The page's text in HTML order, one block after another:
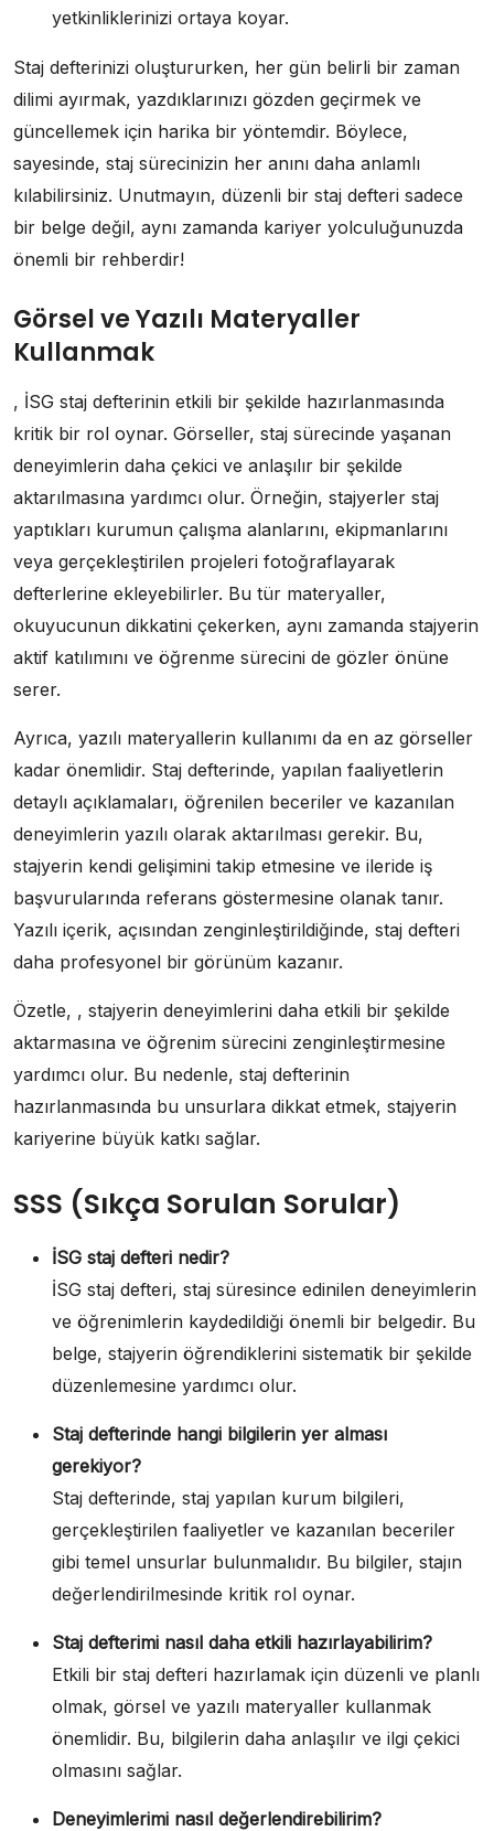
yetkinliklerinizi ortaya koyar.
Staj defterinizi oluştururken, her gün belirli bir zaman
dilimi ayırmak, yazdıklarınızı gözden geçirmek ve
güncellemek için harika bir yöntemdir. Böylece,
sayesinde, staj sürecinizin her anını daha anlamlı
kılabilirsiniz. Unutmayın, düzenli bir staj defteri sadece
bir belge değil, aynı zamanda kariyer yolculuğunuzda
önemli bir rehberdir!
Görsel ve Yazılı Materyaller
Kullanmak
, İSG staj defterinin etkili bir şekilde hazırlanmasında
kritik bir rol oynar. Görseller, staj sürecinde yaşanan
deneyimlerin daha çekici ve anlaşılır bir şekilde
aktarılmasına yardımcı olur. Örneğin, stajyerler staj
yaptıkları kurumun çalışma alanlarını, ekipmanlarını
veya gerçekleştirilen projeleri fotoğraflayarak
defterlerine ekleyebilirler. Bu tür materyaller,
okuyucunun dikkatini çekerken, aynı zamanda stajyerin
aktif katılımını ve öğrenme sürecini de gözler önüne
serer.
Ayrıca, yazılı materyallerin kullanımı da en az görseller
kadar önemlidir. Staj defterinde, yapılan faaliyetlerin
detaylı açıklamaları, öğrenilen beceriler ve kazanılan
deneyimlerin yazılı olarak aktarılması gerekir. Bu,
stajyerin kendi gelişimini takip etmesine ve ileride iş
başvurularında referans göstermesine olanak tanır.
Yazılı içerik, açısından zenginleştirildiğinde, staj defteri
daha profesyonel bir görünüm kazanır.
Özetle, , stajyerin deneyimlerini daha etkili bir şekilde
aktarmasına ve öğrenim sürecini zenginleştirmesine
yardımcı olur. Bu nedenle, staj defterinin
hazırlanmasında bu unsurlara dikkat etmek, stajyerin
kariyerine büyük katkı sağlar.
SSS (Sıkça Sorulan Sorular)
İSG staj defteri nedir?
İSG staj defteri, staj süresince edinilen deneyimlerin
ve öğrenimlerin kaydedildiği önemli bir belgedir. Bu
belge, stajyerin öğrendiklerini sistematik bir şekilde
düzenlemesine yardımcı olur.
Staj defterinde hangi bilgilerin yer alması
gerekiyor?
Staj defterinde, staj yapılan kurum bilgileri,
gerçekleştirilen faaliyetler ve kazanılan beceriler
gibi temel unsurlar bulunmalıdır. Bu bilgiler, stajın
değerlendirilmesinde kritik rol oynar.
Staj defterimi nasıl daha etkili hazırlayabilirim?
Etkili bir staj defteri hazırlamak için düzenli ve planlı
olmak, görsel ve yazılı materyaller kullanmak
önemlidir. Bu, bilgilerin daha anlaşılır ve ilgi çekici
olmasını sağlar.
Deneyimlerimi nasıl değerlendirebilirim?